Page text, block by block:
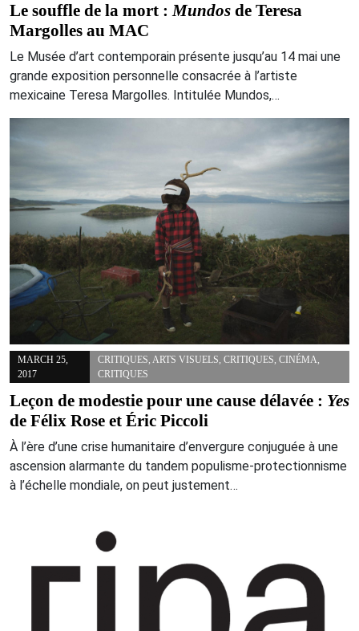
Le souffle de la mort :Mundos de Teresa
Margolles au MAC
Le Musée d’art contemporain présente jusqu’au 14 mai une
grande exposition personnelle consacrée à l’artiste
mexicaine Teresa Margolles. Intitulée Mundos,…
MARCH 25,
2017
CRITIQUES, ARTS VISUELS, CRITIQUES, CINÉMA,
CRITIQUES
Leçon de modestie pour une cause délavée : Yes
de Félix Rose et Éric Piccoli
À l’ère d’une crise humanitaire d’envergure conjuguée à une
ascension alarmante du tandem populisme-protectionnisme
à l’échelle mondiale, on peut justement…